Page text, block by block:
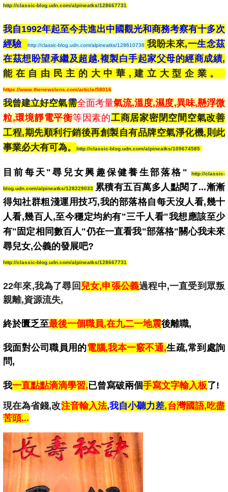
http://classic-blog.udn.com/alpineatks/128667731
我自1992年起至今共進出中國觀光和商務考察有十多次
經驗
http://classic-blog.udn.com/alpineatks/128610738 我盼未來,一生念茲
在茲想盼望承繼及超越.複製白手起家父母的經商成績,
能在自由民主的大中華,建立大型企業。
https://www.thenewslens.com/article/58016
我曾建立好空氣需全面考量氣流,溫度,濕度,異味,懸浮微
粒,環境靜電平衡等因素的工商居家密閉空間空氣改善
工程,期先順利行銷後再創製自有品牌空氣淨化機,則此
事業必大有可為。
http://classic-blog.udn.com/alpineatks/109674585
目前每天"尋兒女興趣保健養生部落格" http://classic-
blog.udn.com/alpineatks/128229033 累積有五百萬多人點閱了...漸漸
得知社群粗淺運用技巧,我的部落格自每天沒人看,幾十
人看,幾百人,至今穩定均約有"三千人看"我想應該至少
有"固定相同數百人"仍在一直看我"部落格"關心我未來
尋兒女,公義的發展吧?
http://classic-blog.udn.com/alpineatks/128667731
22年來,我為了尋回 兒女,申張公義過程中,一直受到眾叛
親離,資源流失,
終於匱乏至最後一個職員,在九二一地震後離職,
我面對公司職員用的電腦,我本一竅不通,生疏,常到處詢
問,
我一直點點滴滴學習,已曾寫破兩個手寫文字輸入板了!
現在為省錢,改注音輸入法,我自小聽力差,台灣國語,吃盡
苦頭...